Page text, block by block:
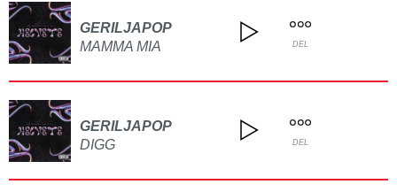
GERILJAPOP
MAMMA MIA
DEL
GERILJAPOP
DIGG
DEL